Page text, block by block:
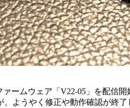
ァームウェア「V22-05」を配信
ようやく修正や動作確認が終了